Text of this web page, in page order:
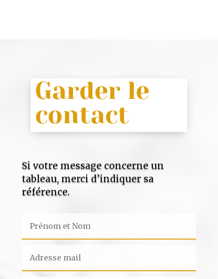
Garder le
contact
Si votre message concerne un
tableau, merci d’indiquer sa
référence.